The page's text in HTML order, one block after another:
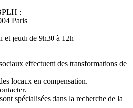
:
Paris
et jeudi de 9h30 à 12h
effectuent des transformations de
locaux en compensation.
spécialisées dans la recherche de la